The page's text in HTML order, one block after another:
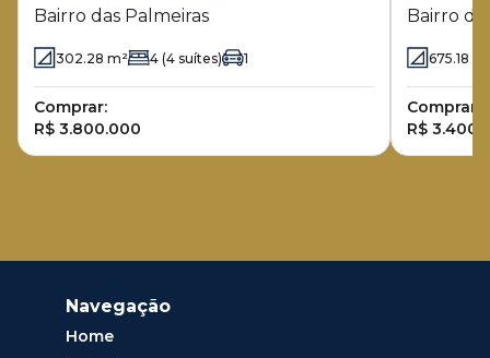
Bairro das Palmeiras
302.28 m² 4 (4 suítes) 1
Comprar:
R$ 3.800.000
Bairro
675.18
Comprar:
R$
Navegação
Home